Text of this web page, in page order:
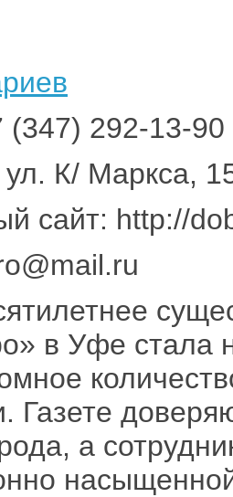
292-13-90
К/ Маркса,
сайт: http://
в Уфе стала
Газете
а